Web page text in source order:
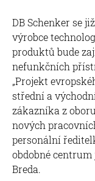
DB Schenker se
výrobce
produktů bude
nefunkčních
„Projekt
střední a
zákazníka z
nových
personální
obdobné
Breda.